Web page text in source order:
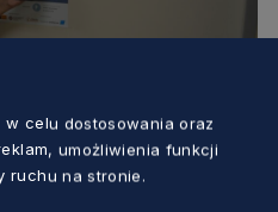
pacjentów
celu dostosowania oraz
umożliwienia funkcji
ruchu na stronie.